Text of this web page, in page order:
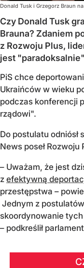
Donald Tusk i Grzegorz Braun
Czy Donald Tusk
Brauna? Zdaniem
z Rozwoju Plus,
jest
PiS chce
Ukraińców w wieku
podczas konferencji
rządowi".
Do postulatu odniósł
News poseł Rozwoju
– Uważam, że jest
z efektywną
przestępstwa –
Jednym z
skoordynowanie
– podkreślił